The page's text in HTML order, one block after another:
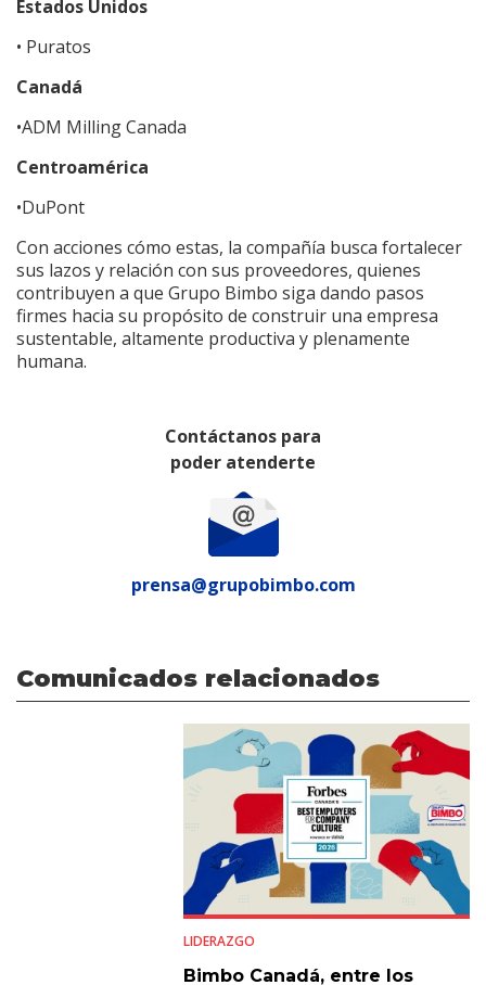
Estados Unidos
• Puratos
Canadá
•ADM Milling Canada
Centroamérica
•DuPont
Con acciones cómo estas, la compañía busca fortalecer
sus lazos y relación con sus proveedores, quienes
contribuyen a que Grupo Bimbo siga dando pasos
firmes hacia su propósito de construir una empresa
sustentable, altamente productiva y plenamente
humana.
Contáctanos para
poder atenderte
prensa@grupobimbo.com
Comunicados relacionados
LIDERAZGO
Bimbo Canadá, entre los